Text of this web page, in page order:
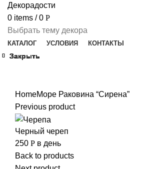
0 items / 0 Р
Выбрать тему декора
КАТАЛОГ УСЛОВИЯ КОНТАКТЫ
HomeМоре Раковина “Сирена”
Previous product
Черный череп
250 Р в день
Back to products
Закрыть
Закрыть
Закрыть
Закрыть
Закрыть
Закрыть
Закрыть
Закрыть